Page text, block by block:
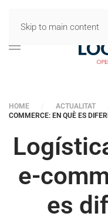
Skip to main content
HOME ACTUALITAT
COMMERCE: EN QUÈ ES
e-
es